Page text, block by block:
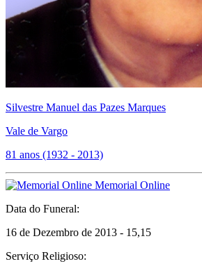
Silvestre Manuel das Pazes Marques
Vale de Vargo
81 anos (1932 - 2013)
Memorial Online
Data do Funeral:
16 de Dezembro de 2013 - 15,15
Serviço Religioso: